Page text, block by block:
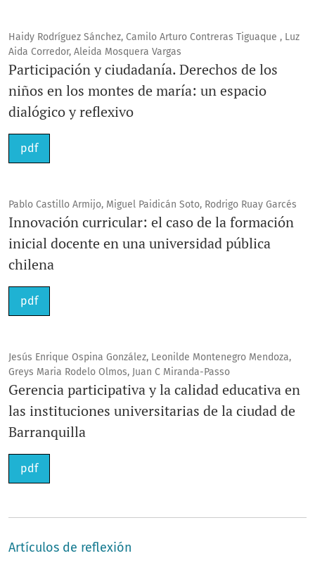
Haidy Rodríguez Sánchez, Camilo Arturo Contreras Tiguaque , Luz
Aida Corredor, Aleida Mosquera Vargas
Participación y ciudadanía. Derechos de los
niños en los montes de maría: un espacio
dialógico y reflexivo
pdf
Pablo Castillo Armijo, Miguel Paidicán Soto, Rodrigo Ruay Garcés
Innovación curricular: el caso de la formación
inicial docente en una universidad pública
chilena
pdf
Jesús Enrique Ospina González, Leonilde Montenegro Mendoza,
Greys Maria Rodelo Olmos, Juan C Miranda-Passo
Gerencia participativa y la calidad educativa en
las instituciones universitarias de la ciudad de
Barranquilla
pdf
Artículos de reflexión